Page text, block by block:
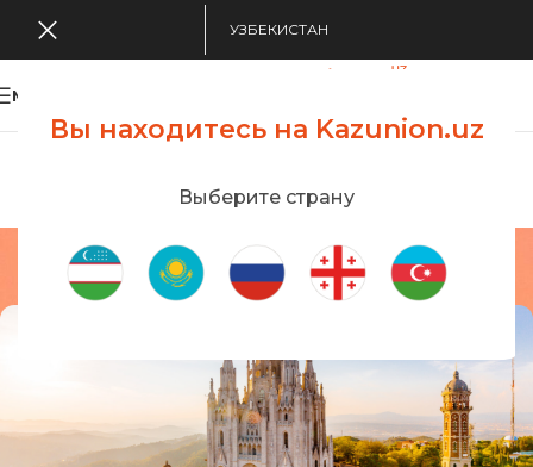
Вы находитесь на Kazunion.uz
Выберите страну
УЗБЕКИСТАН
MENU
Испания
Главная/Визы/ Испания